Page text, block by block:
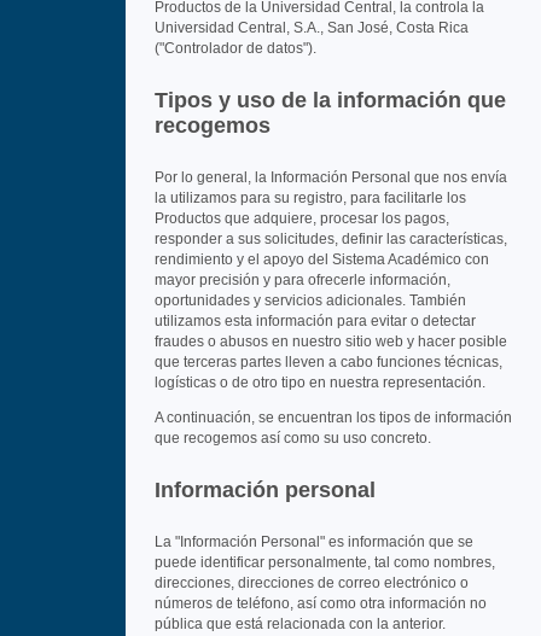
Productos de la Universidad Central, la controla la
Universidad Central, S.A., San José, Costa Rica
("Controlador de datos").
Tipos y uso de la información que
recogemos
Por lo general, la Información Personal que nos envía
la utilizamos para su registro, para facilitarle los
Productos que adquiere, procesar los pagos,
responder a sus solicitudes, definir las características,
rendimiento y el apoyo del Sistema Académico con
mayor precisión y para ofrecerle información,
oportunidades y servicios adicionales. También
utilizamos esta información para evitar o detectar
fraudes o abusos en nuestro sitio web y hacer posible
que terceras partes lleven a cabo funciones técnicas,
logísticas o de otro tipo en nuestra representación.
A continuación, se encuentran los tipos de información
que recogemos así como su uso concreto.
Información personal
La "Información Personal" es información que se
puede identificar personalmente, tal como nombres,
direcciones, direcciones de correo electrónico o
números de teléfono, así como otra información no
pública que está relacionada con la anterior.